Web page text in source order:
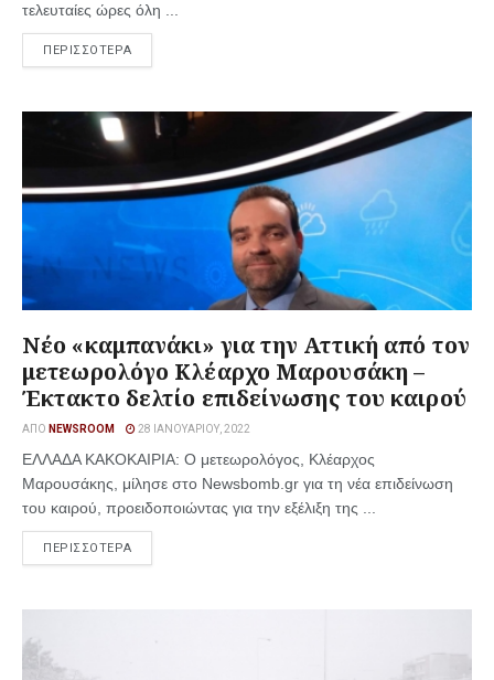
τελευταίες ώρες όλη ...
ΠΕΡΙΣΣΟΤΕΡΑ
Νέο «καμπανάκι» για την Αττική από τον
μετεωρολόγο Κλέαρχο Μαρουσάκη –
Έκτακτο δελτίο επιδείνωσης του καιρού
ΑΠΌ NEWSROOM 28 ΙΑΝΟΥΑΡΊΟΥ, 2022
ΕΛΛΑΔΑ ΚΑΚΟΚΑΙΡΙΑ: Ο μετεωρολόγος, Κλέαρχος
Μαρουσάκης, μίλησε στο Newsbomb.gr για τη νέα επιδείνωση
του καιρού, προειδοποιώντας για την εξέλιξη της ...
ΠΕΡΙΣΣΟΤΕΡΑ